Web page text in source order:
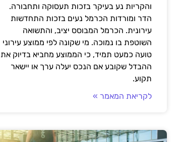
והקריות נע בעיקר בזכות תעסוקה ותחבורה.
הדר ומורדות הכרמל נעים בזכות התחדשות
עירונית. הכרמל המבוסס יציב, והתשואה
השוטפת בו נמוכה. מי שקונה לפי ממוצע עירוני
טועה כמעט תמיד, כי הממוצע מחביא בדיוק את
ההבדל שקובע אם הנכס יעלה ערך או יישאר
תקוע.
לקריאת המאמר »